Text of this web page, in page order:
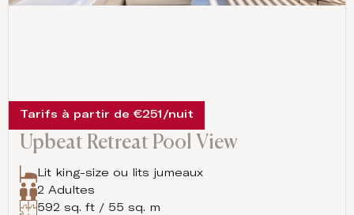
Upbeat Retreat Pool View
Lit king-size ou lits jumeaux
2 Adultes
592 sq. ft / 55 sq. m
Tarifs à partir de €251/nuit